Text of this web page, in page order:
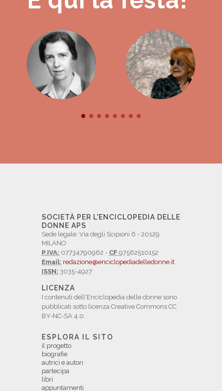
SOCIETÀ PER L'ENCICLOPEDIA DELLE
DONNE APS
Sede legale: Via degli Scipioni 6 - 20129
MILANO
P.IVA: 07734790962 - CF 97562510152
Email: redazione@enciclopediadelledonne.it
ISSN: 3035-4927
LICENZA
I contenuti dell'Enciclopedia delle donne sono
pubblicati sotto licenza Creative Commons CC
BY-NC-SA 4.0.
ESPLORA IL SITO
il progetto
biografie
autrici e autori
partecipa
libri
appuntamenti